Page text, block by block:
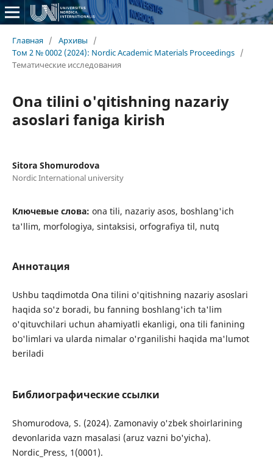
Главная / Архивы
/
Том 2 № 0002 (2024): Nordic Academic Materials Proceedings /
Тематические исследования
Ona tilini o'qitishning nazariy
asoslari faniga kirish
Sitora Shomurodova
Nordic International university
Ключевые слова: ona tili, nazariy asos, boshlang'ich
ta'llim, morfologiya, sintaksisi, orfografiya til, nutq
Аннотация
Ushbu taqdimotda Ona tilini o'qitishning nazariy asoslari
haqida so'z boradi, bu fanning boshlang'ich ta'lim
o'qituvchilari uchun ahamiyatli ekanligi, ona tili fanining
bo'limlari va ularda nimalar o'rganilishi haqida ma'lumot
beriladi
Библиографические ссылки
Shomurodova, S. (2024). Zamonaviy o'zbek shoirlarining
devonlarida vazn masalasi (aruz vazni bo'yicha).
Nordic_Press, 1(0001).